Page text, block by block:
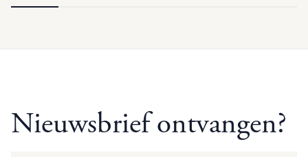
Nieuwsbrief ontvangen?